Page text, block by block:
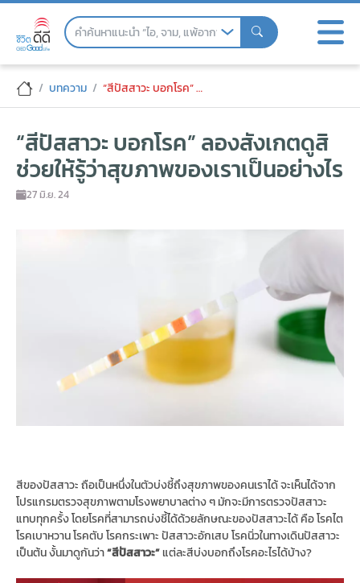
Skip
“สีปัสสาวะ บอกโรค” ลองสังเกตดูสิ ช่วยให้
บทความ “สีปัสสาวะ บอกโรค” ลองสังเกตดูสิ ช่วยให้รู้ว่าสุขภาพของเราเป็นอย่างไร
“สีปัสสาวะ บอกโรค” ลองสังเกตดูสิ
ช่วยให้รู้ว่าสุขภาพของเราเป็นอย่างไร
27 มิ.ย. 24
สีของปัสสาวะ ถือเป็นหนึ่งในตัวบ่งชี้ถึงสุขภาพของคนเราได้ จะเห็นได้จาก
โปรแกรมตรวจสุขภาพตามโรงพยาบาลต่าง ๆ มักจะมีการตรวจปัสสาวะ
แทบทุกครั้ง โดยโรคที่สามารถบ่งชี้ได้ด้วยลักษณะของปัสสาวะได้ คือ โรคไต
โรคเบาหวาน โรคตับ โรคกระเพาะ ปัสสาวะอักเสบ โรคนิ่วในทางเดินปัสสาวะ
เป็นต้น งั้นมาดูกันว่า“สีปัสสาวะ” แต่ละสีบ่งบอกถึงโรคอะไรได้บ้าง?